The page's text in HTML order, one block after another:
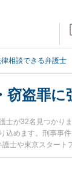
相談できる弁護士
窃盗罪に
士が32名見つかり
込めます。刑事事
士や東京スター
『奈良県で土日や
談無料で万引き・